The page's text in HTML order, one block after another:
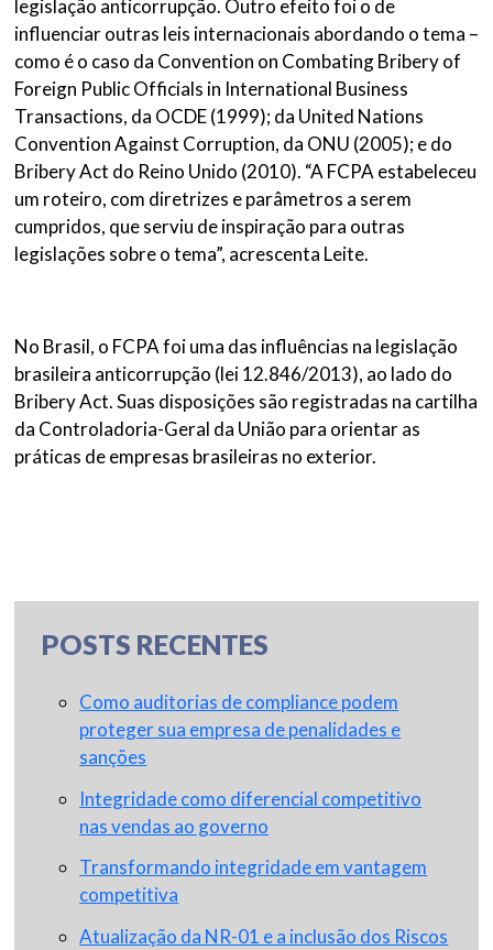
legislação anticorrupção. Outro efeito foi o de
influenciar outras leis internacionais abordando o tema –
como é o caso da Convention on Combating Bribery of
Foreign Public Officials in International Business
Transactions, da OCDE (1999); da United Nations
Convention Against Corruption, da ONU (2005); e do
Bribery Act do Reino Unido (2010). “A FCPA estabeleceu
um roteiro, com diretrizes e parâmetros a serem
cumpridos, que serviu de inspiração para outras
legislações sobre o tema”, acrescenta Leite.
No Brasil, o FCPA foi uma das influências na legislação
brasileira anticorrupção (lei 12.846/2013), ao lado do
Bribery Act. Suas disposições são registradas na cartilha
da Controladoria-Geral da União para orientar as
práticas de empresas brasileiras no exterior.
POSTS RECENTES
Como auditorias de compliance podem
proteger sua empresa de penalidades e
sanções
Integridade como diferencial competitivo
nas vendas ao governo
Transformando integridade em vantagem
competitiva
Atualização da NR-01 e a inclusão dos Riscos